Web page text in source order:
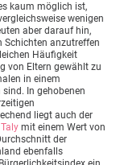
kaum möglich ist,
wenigen
aber darauf hin,
Schichten anzutreffen
Häufigkeit
von Eltern gewählt zu
in einem
In gehobenen
liegt auch der
Taly mit einem Wert von
der
ebenfalls